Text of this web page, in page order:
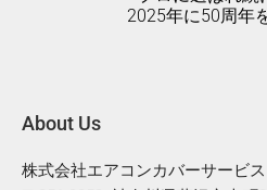
2025年に50周年
About Us
株式会社エアコンカバーサービス